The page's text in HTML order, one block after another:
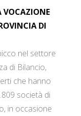
VOCAZIONE
DI
nel settore
di Bilancio,
che hanno
società di
in occasione